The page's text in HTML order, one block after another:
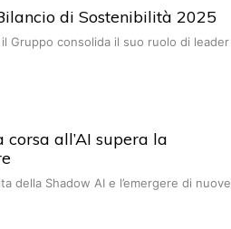
di Sostenibilità 2025
Gruppo consolida il suo ruolo di leader
all’AI supera la
della Shadow AI e l’emergere di nuove